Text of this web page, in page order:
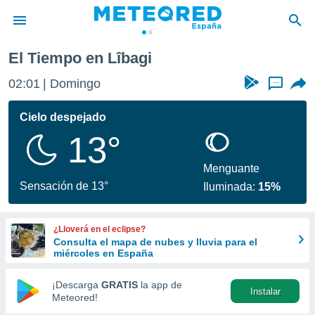
de
por
se
calidad.
a este
las
y
forma
digital
basada
El Tiempo en Lîbagi
02:01 Domingo ...
Cielo despejado
13°
Sensación de 13°
Menguante
Iluminada: 15%
¿Lloverá en el eclipse?
Consulta el mapa de nubes y lluvia para el
miércoles en España
¡Descarga GRATIS la app de
Meteored!
Instalar